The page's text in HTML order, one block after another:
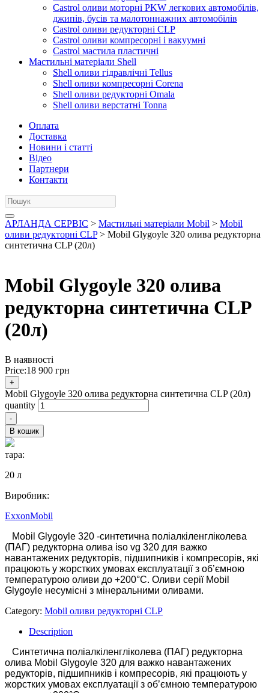
Castrol оливи моторні PKW легкових автомобілів,
джипів, бусів та малотоннажних автомобілів
Castrol оливи редукторні CLP
Castrol оливи компресорні і вакуумні
Castrol мастила пластичні
Мастильні матеріали Shell
Shell оливи гідравлічні Tellus
Shell оливи компресорні Corena
Shell оливи редукторні Omala
Shell оливи верстатні Tonna
Оплата
Доставка
Новини і статті
Відео
Партнери
Контакти
АРЛАНДА СЕРВІС > Мастильні матеріали Mobil > Mobil
оливи редукторні CLP> Mobil Glygoyle 320 олива редукторна
синтетична CLP (20л)
Mobil Glygoyle 320 олива
редукторна синтетична CLP
(20л)
В наявності
Price:18 900 грн
+
Mobil Glygoyle 320 олива редукторна синтетична CLP (20л)
quantity
-
В кошик
тара:
20 л
Виробник:
ExxonMobil
Mobil Glygoyle 320 -cинтетична поліалкіленгліколева
(ПАГ) редукторна олива iso vg 320 для важко
навантажених редукторів, підшипників і компресорів, які
працюють у жорстких умовах експлуатації з об’ємною
температурою оливи до +200°C. Оливи серії Mobil
Glygoyle несумісні з мінеральними оливами.
Category: Mobil оливи редукторні CLP
Description
Синтетична поліалкіленгліколева (ПАГ) редукторна
олива Mobil Glygoyle 320 для важко навантажених
редукторів, підшипників і компресорів, які працюють у
жорстких умовах експлуатації з об’ємною температурою